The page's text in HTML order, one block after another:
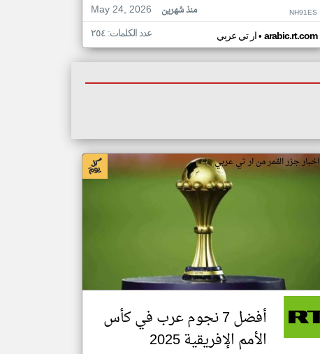
May 24, 2026
منذ شهرين NH91ES
ار تي عربي• arabic.rt.com عدد الكلمات: ٢٥٤
اخبار جزر القمر من ار تي عربي
أفضل 7 نجوم عرب في كأس
الأمم الإفريقية 2025